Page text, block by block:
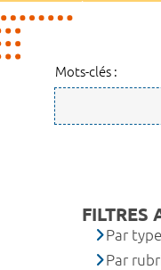
Mots-clés :
FILTRES
Par
Par